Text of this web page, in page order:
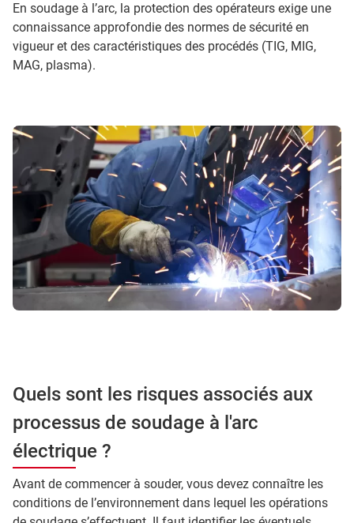
En soudage à l’arc, la protection des opérateurs exige une
connaissance approfondie des normes de sécurité en
vigueur et des caractéristiques des procédés (TIG, MIG,
MAG, plasma).
Quels sont les risques associés aux
processus de soudage à l'arc
électrique ?
Avant de commencer à souder, vous devez connaître les
conditions de l’environnement dans lequel les opérations